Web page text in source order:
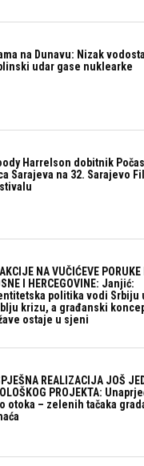
na Dunavu: Nizak
udar gase nuklearke
Harrelson dobitnik
Sarajeva na 32. Sarajevo
NA VUČIĆEVE PORUKE
I HERCEGOVINE: Janjić:
politika vodi Srbiju
krizu, a građanski
ostaje u sjeni
REALIZACIJA JOŠ
PROJEKTA:
otoka – zelenih tačaka